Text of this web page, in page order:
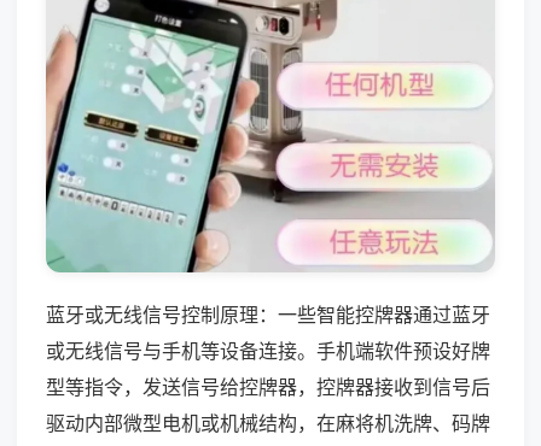
蓝牙或无线信号控制原理：一些智能控牌器通过蓝牙
或无线信号与手机等设备连接。手机端软件预设好牌
型等指令，发送信号给控牌器，控牌器接收到信号后
驱动内部微型电机或机械结构，在麻将机洗牌、码牌